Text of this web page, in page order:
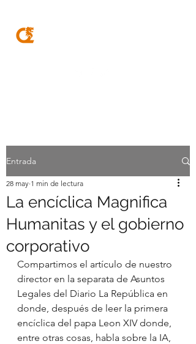
Entrada
La encíclica Magnifica
Humanitas y el gobierno
corporativo
28 may 1 min de lectura
Compartimos el artículo de nuestro
director en la separata de Asuntos
Legales del Diario La República en
donde, después de leer la primera
encíclica del papa Leon XIV donde,
entre otras cosas, habla sobre la IA,